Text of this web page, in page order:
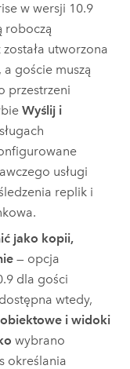
w wersji 10.9
roboczą
utworzona
goście muszą
przestrzeni
Wyślij i
usługi
replik i
jako kopii,
— opcja
dla gości
wtedy,
i widoki
wybrano
określania